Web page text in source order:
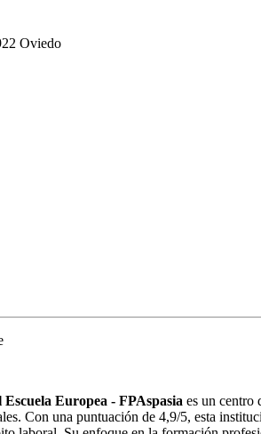
Oviedo
Europea - FPAspasia es un centro
Con una puntuación de 4,9/5, esta